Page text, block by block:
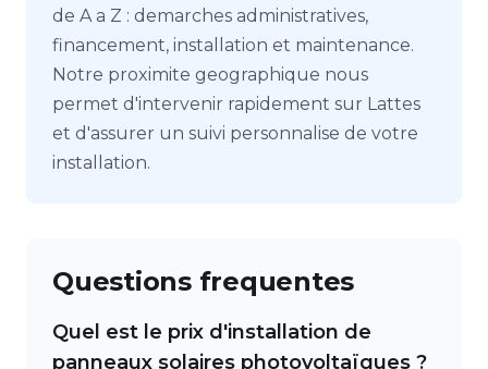
de A a Z : demarches administratives,
financement, installation et maintenance.
Notre proximite geographique nous
permet d'intervenir rapidement sur Lattes
et d'assurer un suivi personnalise de votre
installation.
Questions frequentes
Quel est le prix d'installation de
panneaux solaires photovoltaïques ?